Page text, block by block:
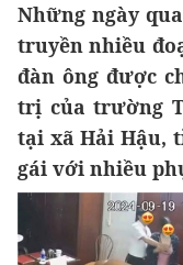
Những ngày
truyền nhiều
đàn ông được
trị của trường
tại xã Hải Hậu,
gái với nhiều